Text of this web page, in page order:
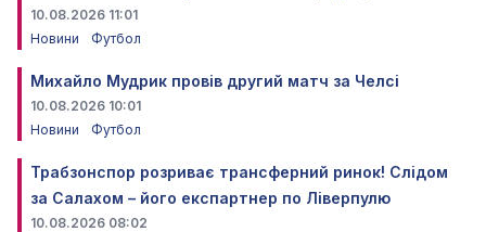
10.08.2026 11:01
Новини
Футбол
Михайло Мудрик провів другий матч за Челсі
10.08.2026 10:01
Новини
Футбол
Трабзонспор розриває трансферний ринок! Слідом
за Салахом – його експартнер по Ліверпулю
10.08.2026 08:02